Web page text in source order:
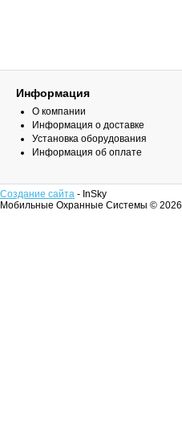
Информация
О компании
Информация о доставке
Установка оборудования
Информация об оплате
Создание сайта - InSky
Мобильные Охранные Системы © 2026